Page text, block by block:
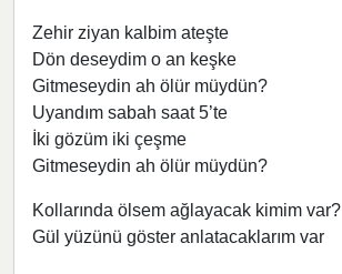
Zehir ziyan kalbim ateşte
Dön deseydim o an keşke
Gitmeseydin ah ölür müydün?
Uyandım sabah saat 5’te
İki gözüm iki çeşme
Gitmeseydin ah ölür müydün?
Kollarında ölsem ağlayacak kimim var?
Gül yüzünü göster anlatacaklarım var